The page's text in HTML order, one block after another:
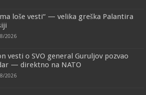
loše vesti“ — velika greška Palantira
2026
vesti o SVO general Guruljov pozvao
— direktno na NATO
2026